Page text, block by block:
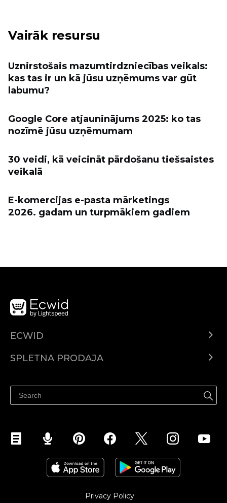
Vairāk resursu
Uznirstošais mazumtirdzniecības veikals:
kas tas ir un kā jūsu uzņēmums var gūt
labumu?
Google Core atjauninājums 2025: ko tas
nozīmē jūsu uzņēmumam
30 veidi, kā veicināt pārdošanu tiešsaistes
veikalā
E-komercijas e-pasta mārketings
2026. gadam un turpmākiem gadiem
ECWID
SPLETNA PRODAJA
Prodaja na Instagramu
Privacy Policy